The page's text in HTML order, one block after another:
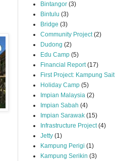
Bintangor (3)
Bintulu (3)
Bridge (3)
Community Project (2)
Dudong (2)
Edu Camp (5)
Financial Report (17)
First Project: Kampung Sait
Holiday Camp (5)
Impian Malaysia (2)
Impian Sabah (4)
Impian Sarawak (15)
Infrastructure Project (4)
Jetty (1)
Kampung Perigi (1)
Kampung Serikin (3)